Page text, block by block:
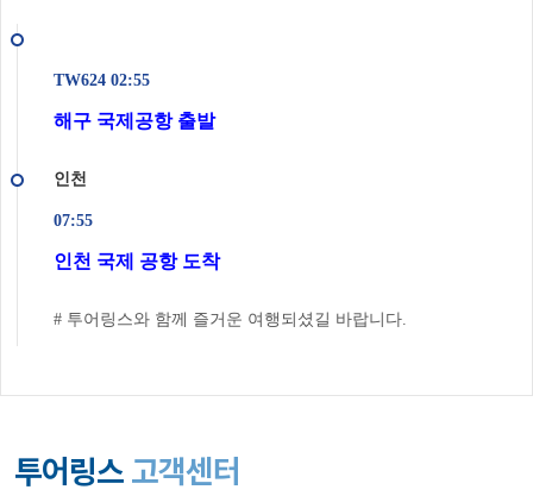
TW624 02:55
해구 국제공항 출발
인천
07:55
인천 국제 공항 도착
# 투어링스와 함께 즐거운 여행되셨길 바랍니다.
투어링스 고객센터